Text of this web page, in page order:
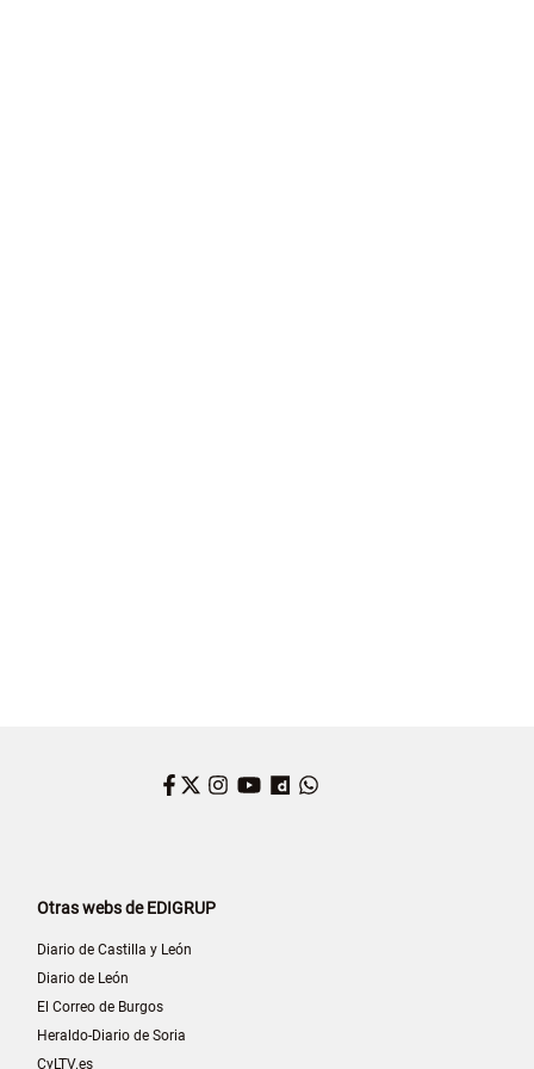
Facebook
Twitter
Instagram
YouTube
Dailymotion
Otras webs de EDIGRUP
Diario de Castilla y León
Diario de León
El Correo de Burgos
Heraldo-Diario de Soria
CyLTV.es